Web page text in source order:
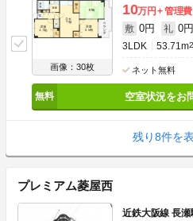
画像：30枚
10万円 管理費
敷 0円 礼 0円
3LDK 53.71m2
ネット無料
空室状況をお
残り8件を
プレミアム菱屋西
近鉄大阪線 長